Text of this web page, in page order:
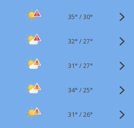
35° /30°
32° /27°
31° /27°
34° /25°
31° /26°